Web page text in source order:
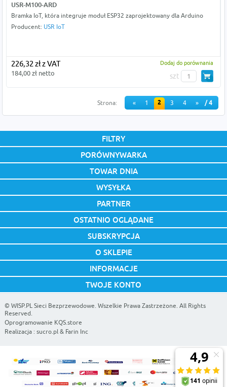
USR-M100-ARD
Bramka IoT, która integruje moduł ESP32 zaprojektowany dla Arduino
Producent: USR IoT
226,32 zł z VAT
184,00 zł netto
Dodaj do porównania
szt
Strona: « 1 2 3 4 » / 4
FILTRY
PORÓWNYWARKA
TOWAR DNIA
WYSYŁKA
PARTNER
OSTATNIO OGLĄDANE
SUBSKRYPCJA
O SKLEPIE
INFORMACJE
TWOJE KONTO
© WISP.PL Sieci Bezprzewodowe. Wszelkie Prawa Zastrzeżone. All Rights
Reserved.
Oprogramowanie KQS.store
Realizacja : sucro.pl& Farin Inc